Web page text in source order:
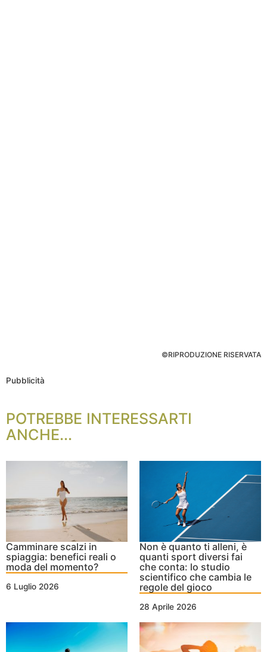
©RIPRODUZIONE RISERVATA
Pubblicità
POTREBBE INTERESSARTI
ANCHE...
Camminare scalzi in
spiaggia: benefici reali o
moda del momento?
6 Luglio 2026
Non è quanto ti alleni, è
quanti sport diversi fai
che conta: lo studio
scientifico che cambia le
regole del gioco
28 Aprile 2026